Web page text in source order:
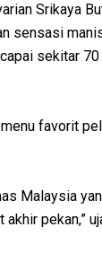
Srikaya
sensasi
sekitar
favorit
Malaysia
pekan,”